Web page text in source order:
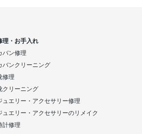
理・お手入れ
バン修理
バンクリーニング
修理
クリーニング
ュエリー・アクセサリー修理
ュエリー・アクセサリーのリメイク
計修理